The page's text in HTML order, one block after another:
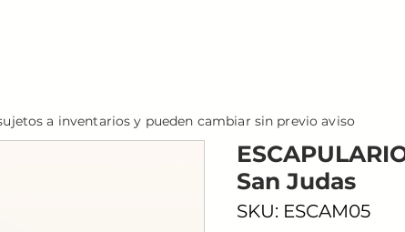
San Judas
SKU: ESCAM05
a inventarios y pueden cambiar sin previo aviso